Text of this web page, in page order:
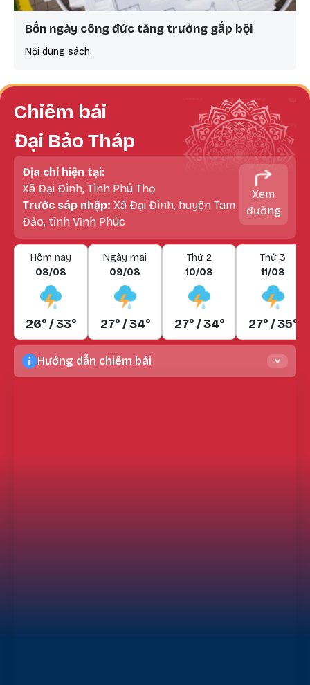
Bốn ngày công đức tăng trưởng gấp bội
Nội dung sách
Chiêm bái
Đại Bảo Tháp
Địa chỉ hiện tại:
Xã Đại Đình, Tình Phú Thọ
Trước sáp nhập: Xã Đại Đình, huyện Tam
Đảo, tỉnh Vĩnh Phúc
Xem
đường
Hôm nay
08/08
26° / 33°
Ngày mai
09/08
27° / 34°
Thứ 2
10/08
27° / 34°
Thứ 3
11/08
27° / 35°
Hướng dẫn chiêm bái